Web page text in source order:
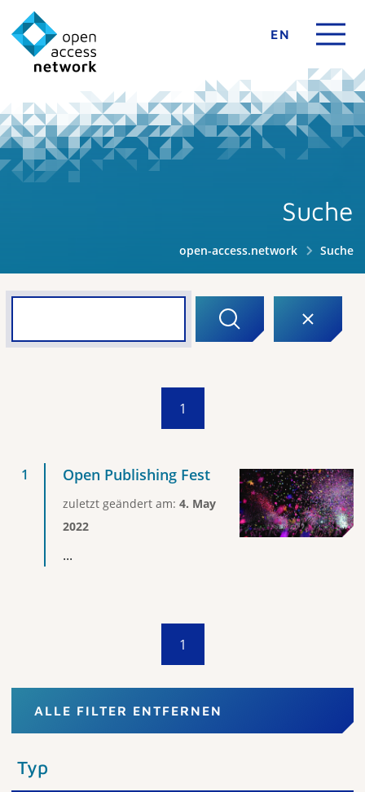
EN
Suche
open-access.network Suche
1
Open Publishing Fest
zuletzt geändert am: 4. May
2022
...
1
ALLE FILTER ENTFERNEN
Typ